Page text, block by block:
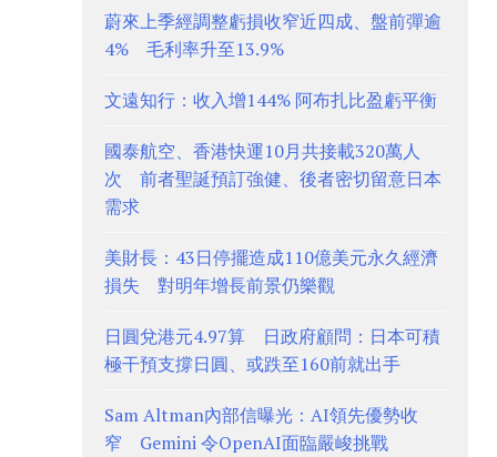
蔚來上季經調整虧損收窄近四成、盤前彈逾
4% 毛利率升至13.9%
文遠知行：收入增144% 阿布扎比盈虧平衡
國泰航空、香港快運10月共接載320萬人
次 前者聖誕預訂強健、後者密切留意日本
需求
美財長：43日停擺造成110億美元永久經濟
損失 對明年增長前景仍樂觀
日圓兌港元4.97算 日政府顧問：日本可積
極干預支撐日圓、或跌至160前就出手
Sam Altman內部信曝光：AI領先優勢收
窄 Gemini 令OpenAI面臨嚴峻挑戰